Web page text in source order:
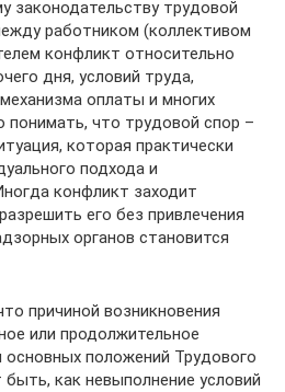
законодательству трудовой
работником (коллективом
конфликт относительно
дня, условий труда,
оплаты и многих
понимать, что трудовой спор –
которая практически
подхода и
конфликт заходит
его без привлечения
органов становится
причиной возникновения
или продолжительное
основных положений Трудового
как невыполнение условий